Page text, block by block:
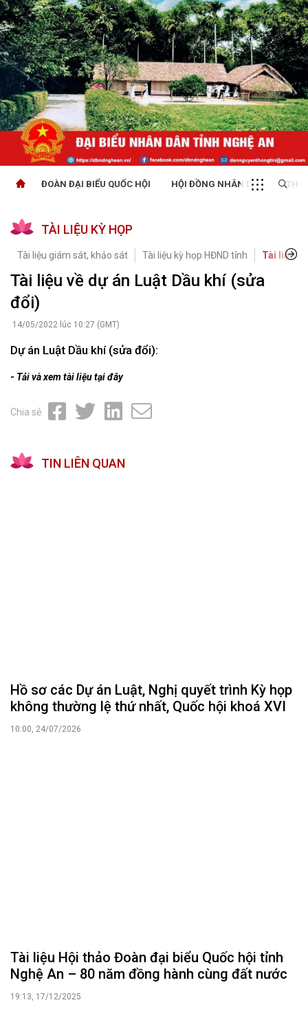
ĐOÀN ĐẠI BIỂU QUỐC HỘI HỘI ĐỒNG NHÂN DÂN
TÀI LIỆU KỲ HỌP
Tài liệu giám sát, khảo sát Tài liệu kỳ họp HĐND tỉnh Tài liệu
Tài liệu về dự án Luật Dầu khí (sửa
đổi)
14/05/2022 lúc 10:27 (GMT)
Dự án Luật Dầu khí (sửa đổi):
- Tải và xem tài liệu tại đây
Chia sẻ
TIN LIÊN QUAN
Hồ sơ các Dự án Luật, Nghị quyết trình Kỳ họp
không thường lệ thứ nhất, Quốc hội khoá XVI
10:00, 24/07/2026
Tài liệu Hội thảo Đoàn đại biểu Quốc hội tỉnh
Nghệ An – 80 năm đồng hành cùng đất nước
19:13, 17/12/2025